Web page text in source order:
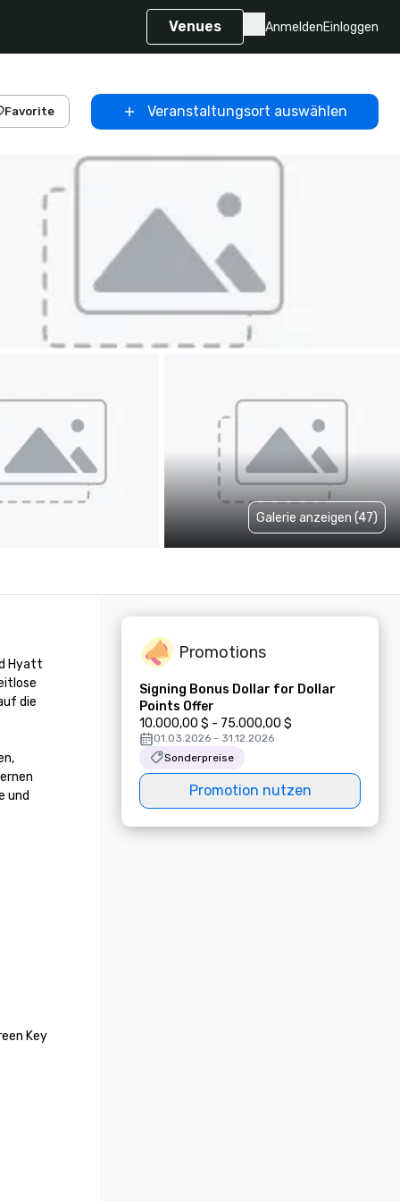
Venues AnmeldenEinloggen
Favorite Veranstaltungsort auswählen
Galerie anzeigen (47)
Hyatt
die
und
Key
Promotions
Signing Bonus Dollar for Dollar
Points Offer
10.000,00 $ - 75.000,00 $
01.03.2026 - 31.12.2026
Sonderpreise
Promotion nutzen